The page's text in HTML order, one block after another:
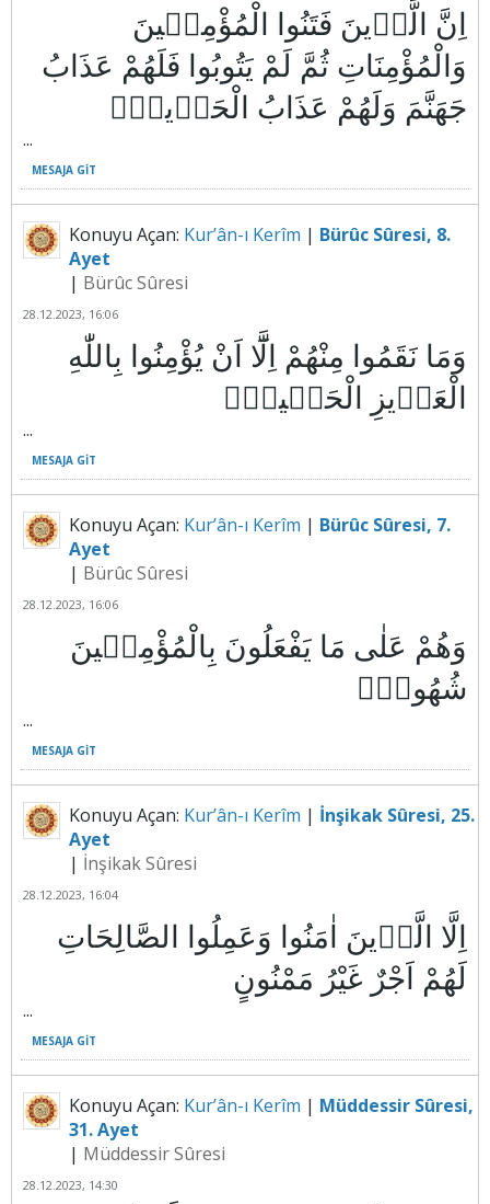
اِنَّ الَّذ۪ينَ فَتَنُوا الْمُؤْمِن۪ينَ
وَالْمُؤْمِنَاتِ ثُمَّ لَمْ يَتُوبُوا فَلَهُمْ عَذَابُ
...
MESAJA GIT
Konuyu Açan: Kur’ân-ı Kerîm | Bürûc Sûresi, 8.
Ayet
| Bürûc Sûresi
28.12.2023, 16:06
وَمَا نَقَمُوا مِنْهُمْ اِلَّٓا اَنْ يُؤْمِنُوا بِاللّٰهِ
...
MESAJA GIT
Konuyu Açan: Kur’ân-ı Kerîm | Bürûc Sûresi, 7.
Ayet
| Bürûc Sûresi
28.12.2023, 16:06
وَهُمْ عَلٰى مَا يَفْعَلُونَ بِالْمُؤْمِن۪ينَ
...
MESAJA GIT
Konuyu Açan: Kur’ân-ı Kerîm | İnşikak Sûresi, 25.
Ayet
| İnşikak Sûresi
28.12.2023, 16:04
اِلَّا الَّذ۪ينَ اٰمَنُوا وَعَمِلُوا الصَّالِحَاتِ
...
MESAJA GIT
Konuyu Açan: Kur’ân-ı Kerîm | Müddessir Sûresi,
31. Ayet
| Müddessir Sûresi
28.12.2023, 14:30